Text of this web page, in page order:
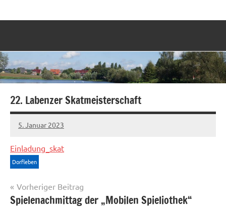
InhaltLabenz
sich
vor
22. Labenzer Skatmeisterschaft
5. Januar 2023
Sven
Einladung_skat
Dorfleben
Beitragsnavigation
Vorheriger Beitrag
Spielenachmittag der „Mobilen Spieliothek“